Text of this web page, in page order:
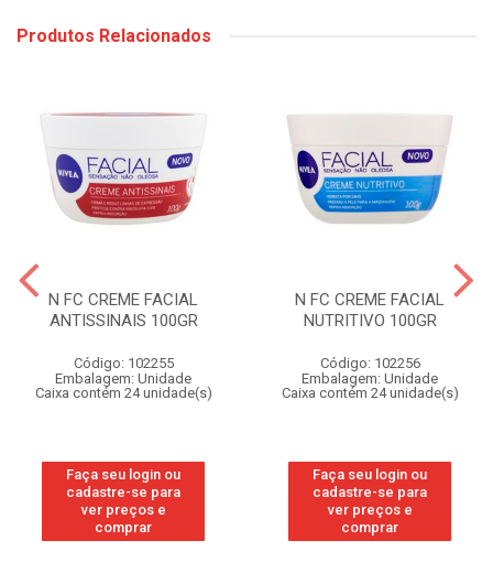
Produtos Relacionados
N FC CREME FACIAL
ANTISSINAIS 100GR
Código: 102255
Embalagem: Unidade
Caixa contém 24 unidade(s)
Faça seu login ou
cadastre-se para
ver preços e
comprar
N FC CREME FACIAL
NUTRITIVO 100GR
Código: 102256
Embalagem: Unidade
Caixa contém 24 unidade(s)
Faça seu login ou
cadastre-se para
ver preços e
comprar